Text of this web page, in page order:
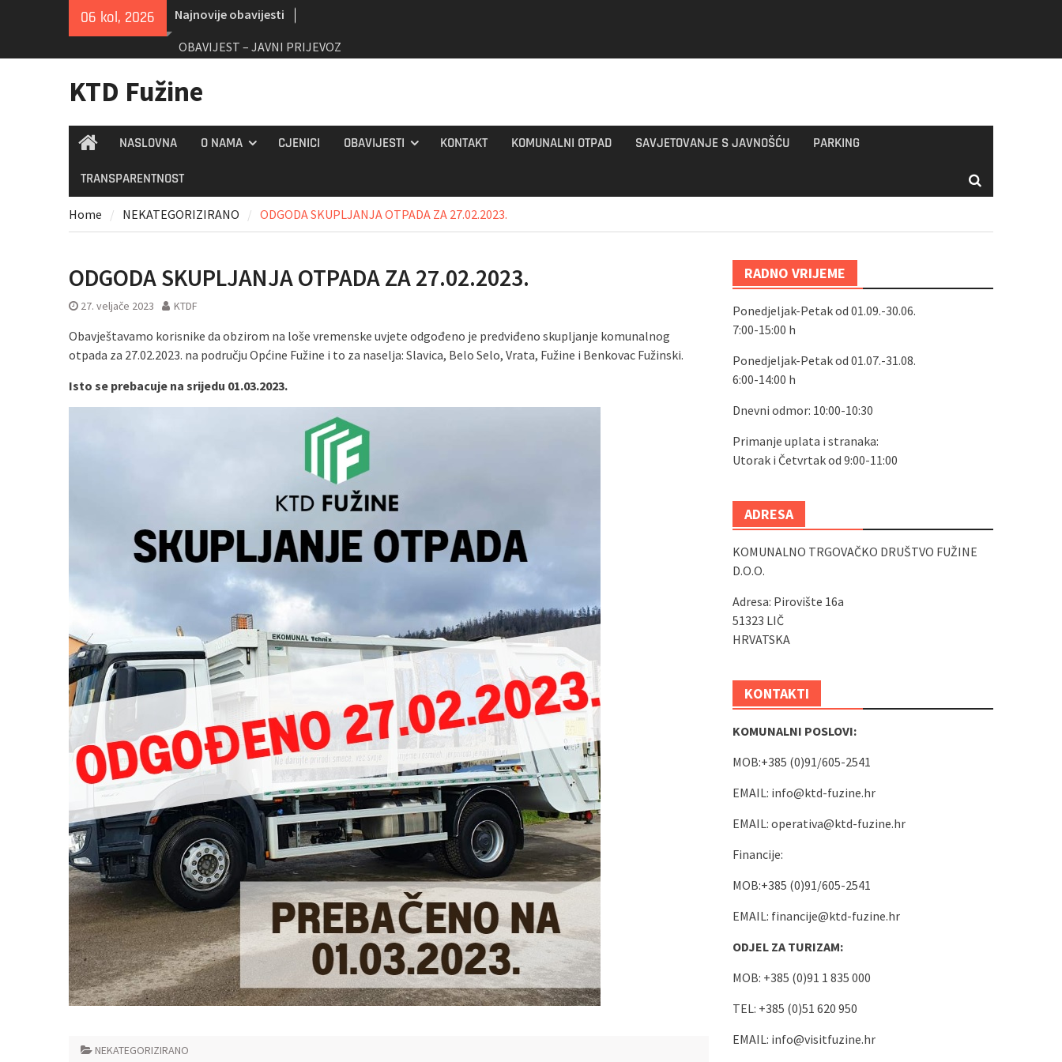
06 kol, 2026 Najnovije obavijesti
OBAVIJEST – JAVNI PRIJEVOZ
KTD Fužine
HomeNASLOVNA O NAMA CJENICI OBAVIJESTI KONTAKT KOMUNALNI OTPAD SAVJETOVANJE S JAVNOŠĆU PARKING
TRANSPARENTNOST
Home NEKATEGORIZIRANO ODGODA SKUPLJANJA OTPADA ZA 27.02.2023.
ODGODA SKUPLJANJA OTPADA ZA 27.02.2023.
27. veljače 2023 KTDF
Obavještavamo korisnike da obzirom na loše vremenske uvjete odgođeno je predviđeno skupljanje komunalnog
otpada za 27.02.2023. na području Općine Fužine i to za naselja: Slavica, Belo Selo, Vrata, Fužine i Benkovac Fužinski.
Isto se prebacuje na srijedu 01.03.2023.
NEKATEGORIZIRANO
RADNO VRIJEME
Ponedjeljak-Petak od 01.09.-30.06.
7:00-15:00 h
Ponedjeljak-Petak od 01.07.-31.08.
6:00-14:00 h
Dnevni odmor: 10:00-10:30
Primanje uplata i stranaka:
Utorak i Četvrtak od 9:00-11:00
ADRESA
KOMUNALNO TRGOVAČKO DRUŠTVO FUŽINE
D.O.O.
Adresa: Pirovište 16a
51323 LIČ
HRVATSKA
KONTAKTI
KOMUNALNI POSLOVI:
MOB:+385 (0)91/605-2541
EMAIL: info@ktd-fuzine.hr
EMAIL: operativa@ktd-fuzine.hr
Financije:
MOB:+385 (0)91/605-2541
EMAIL: financije@ktd-fuzine.hr
ODJEL ZA TURIZAM:
MOB: +385 (0)91 1 835 000
TEL: +385 (0)51 620 950
EMAIL: info@visitfuzine.hr